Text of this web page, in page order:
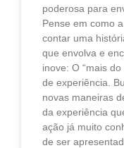
poderosa para
Pense em como
contar uma
que envolva e
inove: O “mais
de experiência.
novas maneiras
da experiência
ação já muito
de ser